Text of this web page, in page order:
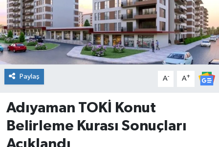
Paylaş A- A+
Adıyaman TOKİ Konut
Belirleme Kurası Sonuçları
EĞİTİM
EKONOMİ
Erdek
Gömeç
Gönen
Havran